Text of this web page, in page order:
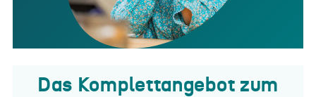
Das Komplettangebot zum